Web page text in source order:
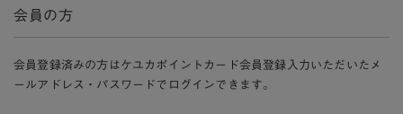
会員の方
会員登録済みの方はケユカポイントカード会員登録入力いただいたメ
ールアドレス・パスワードでログインできます。